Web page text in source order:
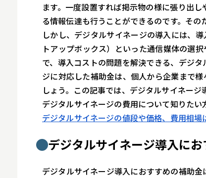
ます。一度設置すれば掲示物の様に張り出
る情報伝達も行うことができるのです。その
しかし、デジタルサイネージの導入には、
トアップボックス）といった通信媒体の選
で、導入コストの問題を解決できる、デジ
ジに対応した補助金は、個人から企業まで
しょう。この記事では、デジタルサイネー
デジタルサイネージの費用について知りたい
デジタルサイネージの値段や価格、費用相
デジタルサイネージ導入に
デジタルサイネージ導入におすすめの補助